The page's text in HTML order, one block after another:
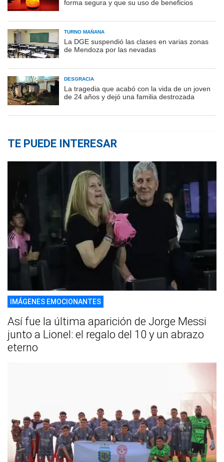
forma segura y que su uso de beneficios
TURNO MAÑANA
La DGE suspendió las clases en varias zonas
de Mendoza por las nevadas
DESGRACIA
La tragedia que acabó con la vida de un joven
de 24 años y dejó una familia destrozada
TE PUEDE INTERESAR
IMÁGENES EMOCIONANTES
Así fue la última aparición de Jorge Messi
junto a Lionel: el regalo del 10 y un abrazo
eterno